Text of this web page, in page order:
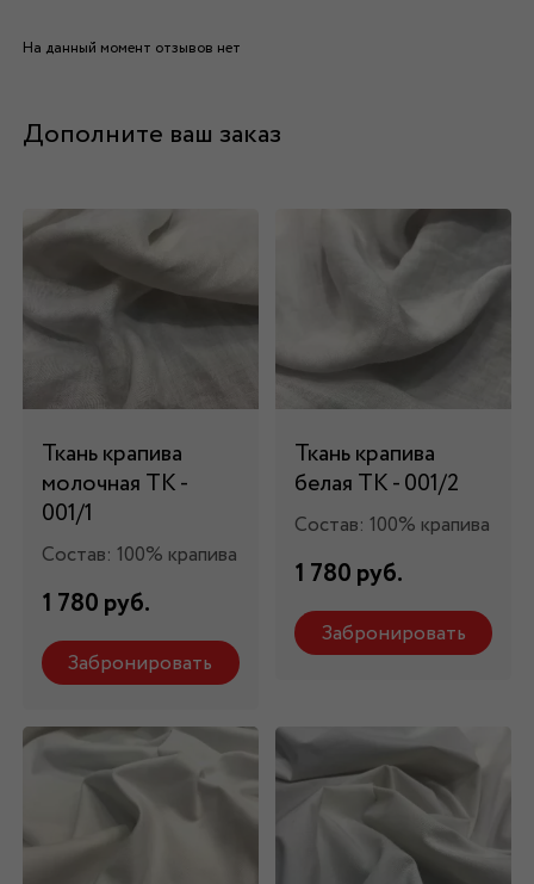
На данный момент отзывов нет
Дополните ваш заказ
Ткань крапива
молочная ТК -
001/1
Состав: 100% крапива
1 780 руб.
Забронировать
Ткань крапива
белая ТК - 001/2
Состав: 100% крапива
1 780 руб.
Забронировать